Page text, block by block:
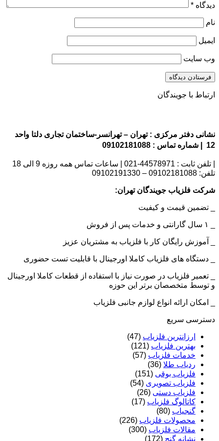
دیدگاه *
نام
ایمیل
وب‌ سایت
ارتباط با جویندگان
نشانی دفتر مرکزی : تهران – تهرانسر-ساختمان تجاری دلتا واحد
12 | شماره تماس : 09102181088
| تلفن ثابت : 44578971-021 | ساعات تماس همه روزه 9 الی 18
تلفن: 09102181088 – 09102191330
شرکت فلزیاب جویندگان تهران:
_ تضمین قیمت و کیفیت
_ آموزش رایگان کار با فلزیاب به مشتریان عزیز
_ دستگاه های فلزیاب کاملا اورجینال با قابلیت تست حضوری
_ تعمیر فلزیاب در صورت نیاز با استفاده از قطعات کاملا اورجینال
و توسط متخصصان برتر این حوزه
_ امکان ارائه انواع لوازم جانبی فلزیاب
دسترسی سریع
ارزانترین فلزیاب (47)
بهترین فلزیاب (121)
خدمات فلزیاب (57)
ردیاب طلا (36)
فلزیاب بوقی (151)
فلزیاب تصویری (54)
فلزیاب دستی (26)
کاتالوگ فلزیاب (17)
گنجیاب (80)
محصولات فلزیاب (226)
مقالات فلزیاب (300)
نشانه گنج (172)